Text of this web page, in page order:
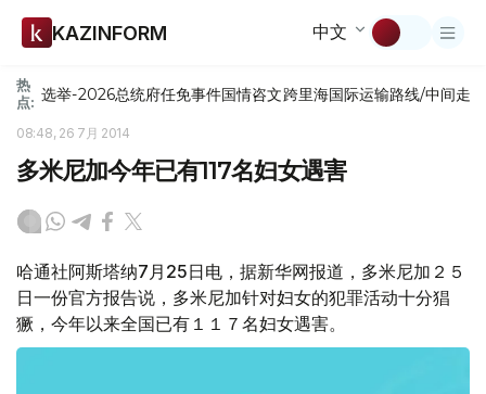
KAZINFORM 中文
热
点: 选举-2026总统府任免事件国情咨文跨里海国际运输路线/中间走廊
08:48, 26 7月 2014
多米尼加今年已有117名妇女遇害
哈通社阿斯塔纳7月25日电，据新华网报道，多米尼加２５
日一份官方报告说，多米尼加针对妇女的犯罪活动十分猖
獗，今年以来全国已有１１７名妇女遇害。